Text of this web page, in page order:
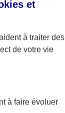
et
à traiter des
de votre vie
à faire évoluer